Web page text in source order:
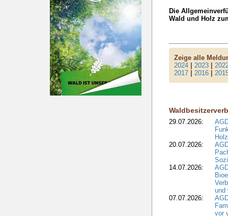
Die
Wald und Holz
Zeige alle
2024 |2023 |
2017 |2016 |
29.07.2026:
20.07.2026:
14.07.2026:
und
07.07.2026:
vor